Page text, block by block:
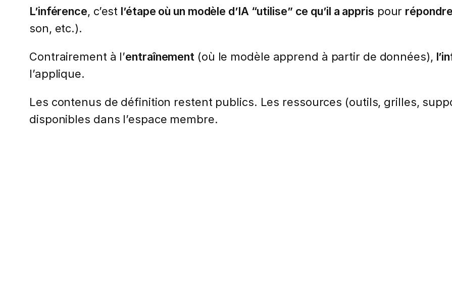
L’inférence, c’est l’étape où un modèle d’IA “utilise” ce qu’il a appris pour
son, etc.).
Contrairement à l’entraînement (où le modèle apprend à partir de données),
l’applique.
Les contenus de définition restent publics. Les ressources (outils, grilles,
disponibles dans l’espace membre.